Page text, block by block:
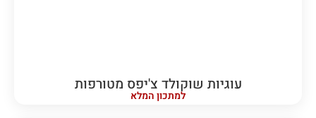
עוגיות שוקולד צ'יפס מטורפות
למתכון המלא